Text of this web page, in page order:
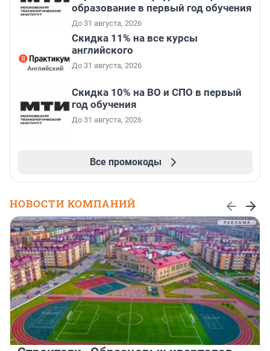
образование в первый год обучения
До 31 августа, 2026
Скидка 11% на все курсы
английского
До 31 августа, 2026
Скидка 10% на ВО и СПО в первый
год обучения
До 31 августа, 2026
Все промокоды
НОВОСТИ КОМПАНИЙ